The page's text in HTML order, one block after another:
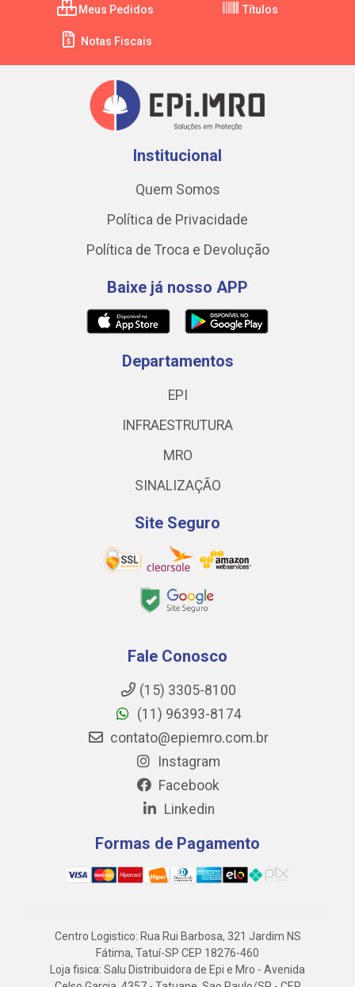
Meus Pedidos Títulos
Notas Fiscais
Institucional
Quem Somos
Política de Privacidade
Política de Troca e Devolução
Baixe já nosso APP
Departamentos
EPI
INFRAESTRUTURA
MRO
SINALIZAÇÃO
Site Seguro
Fale Conosco
(15) 3305-8100
(11) 96393-8174
contato@epiemro.com.br
Instagram
Facebook
Linkedin
Formas de Pagamento
Centro Logistico: Rua Rui Barbosa, 321 Jardim NS
Fátima, Tatuí-SP CEP 18276-460
Loja fisica: Salu Distribuidora de Epi e Mro - Avenida